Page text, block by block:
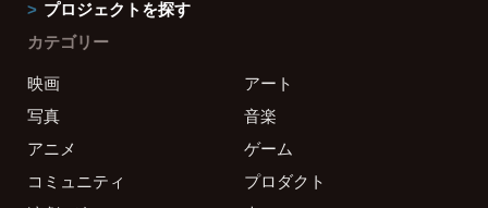
プロジェクトを探す
カテゴリー
映画
アート
写真
音楽
アニメ
ゲーム
コミュニティ
プロダクト